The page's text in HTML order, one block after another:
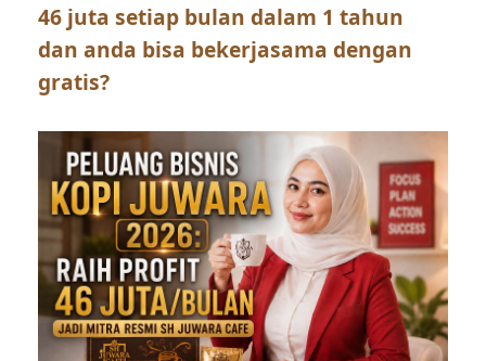
46 juta setiap bulan dalam 1 tahun
dan anda bisa bekerjasama dengan
gratis?